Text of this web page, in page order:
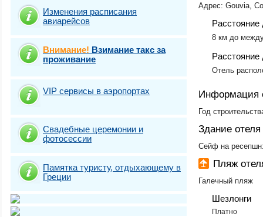
Изменения расписания
авиарейсов
Внимание! Взимание такс за
проживание
VIP сервисы в аэропортах
Свадебные церемонии и
фотосесcии
Памятка туристу, отдыхающему в
Греции
Адрес: Gouvia,
Расстояние
8 км до
Расстояние
Отель
Информация
Год
Здание отеля
Сейф на
Пляж
Галечный пляж
Шезлонги
Платно